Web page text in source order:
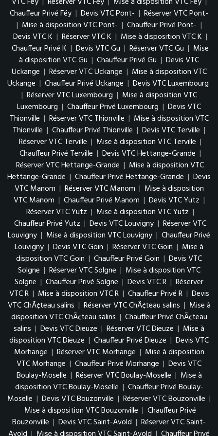
Chauffeur Privé Féy | Devis VTC Pont- | Réserver VTC Pont-
| Mise à disposition VTC Pont- | Chauffeur Privé Pont- |
Devis VTC K | Réserver VTC K | Mise à disposition VTC K |
Chauffeur Privé K | Devis VTC Gu | Réserver VTC Gu | Mise
à disposition VTC Gu | Chauffeur Privé Gu | Devis VTC
Uckange | Réserver VTC Uckange | Mise à disposition VTC
Uckange | Chauffeur Privé Uckange | Devis VTC Luxembourg
| Réserver VTC Luxembourg | Mise à disposition VTC
Luxembourg | Chauffeur Privé Luxembourg | Devis VTC
Thionville | Réserver VTC Thionville | Mise à disposition VTC
Thionville | Chauffeur Privé Thionville | Devis VTC Terville |
Réserver VTC Terville | Mise à disposition VTC Terville |
Chauffeur Privé Terville | Devis VTC Hettange-Grande |
Réserver VTC Hettange-Grande | Mise à disposition VTC
Hettange-Grande | Chauffeur Privé Hettange-Grande | Devis
VTC Manom | Réserver VTC Manom | Mise à disposition
VTC Manom | Chauffeur Privé Manom | Devis VTC Yutz |
Réserver VTC Yutz | Mise à disposition VTC Yutz |
Chauffeur Privé Yutz | Devis VTC Louvigny | Réserver VTC
Louvigny | Mise à disposition VTC Louvigny | Chauffeur Privé
Louvigny | Devis VTC Goin | Réserver VTC Goin | Mise à
disposition VTC Goin | Chauffeur Privé Goin | Devis VTC
Solgne | Réserver VTC Solgne | Mise à disposition VTC
Solgne | Chauffeur Privé Solgne | Devis VTC R | Réserver
VTC R | Mise à disposition VTC R | Chauffeur Privé R | Devis
VTC ChÃ¢teau salins | Réserver VTC ChÃ¢teau salins | Mise à
disposition VTC ChÃ¢teau salins | Chauffeur Privé ChÃ¢teau
salins | Devis VTC Dieuze | Réserver VTC Dieuze | Mise à
disposition VTC Dieuze | Chauffeur Privé Dieuze | Devis VTC
Morhange | Réserver VTC Morhange | Mise à disposition
VTC Morhange | Chauffeur Privé Morhange | Devis VTC
Boulay-Moselle | Réserver VTC Boulay-Moselle | Mise à
disposition VTC Boulay-Moselle | Chauffeur Privé Boulay-
Moselle | Devis VTC Bouzonville | Réserver VTC Bouzonville |
Mise à disposition VTC Bouzonville | Chauffeur Privé
Bouzonville | Devis VTC Saint-Avold | Réserver VTC Saint-